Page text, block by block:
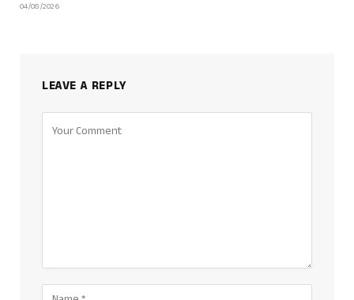
04/08/2026
LEAVE A REPLY